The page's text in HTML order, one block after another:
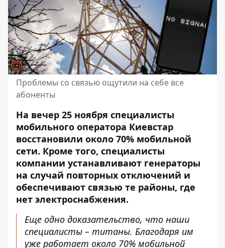
Проблемы со связью ощутили на себе все
абоненты
На вечер 25 ноября специалисты
мобильного оператора Киевстар
восстановили около 70% мобильной
сети. Кроме того, специалисты
компании устанавливают генераторы
на случай повторных отключений и
обеспечивают связью те районы, где
нет электроснабжения.
Еще одно доказательство, что наши
специалисты – титаны. Благодаря им
уже работает около 70% мобильной